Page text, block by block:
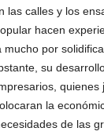
las calles y los
hacen
por
su
quienes
la
de las